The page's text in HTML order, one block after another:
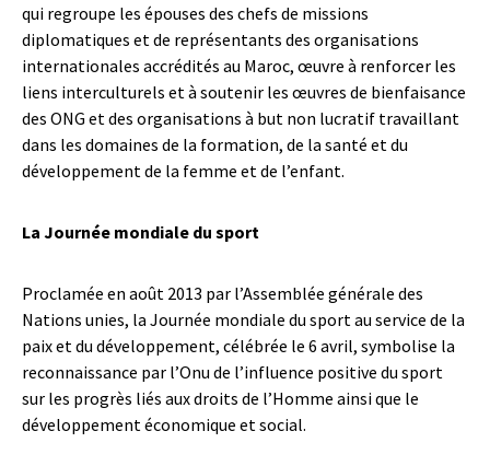
qui regroupe les épouses des chefs de missions
diplomatiques et de représentants des organisations
internationales accrédités au Maroc, œuvre à renforcer les
liens interculturels et à soutenir les œuvres de bienfaisance
des ONG et des organisations à but non lucratif travaillant
dans les domaines de la formation, de la santé et du
développement de la femme et de l’enfant.
La Journée mondiale du sport
Proclamée en août 2013 par l’Assemblée générale des
Nations unies, la Journée mondiale du sport au service de la
paix et du développement, célébrée le 6 avril, symbolise la
reconnaissance par l’Onu de l’influence positive du sport
sur les progrès liés aux droits de l’Homme ainsi que le
développement économique et social.